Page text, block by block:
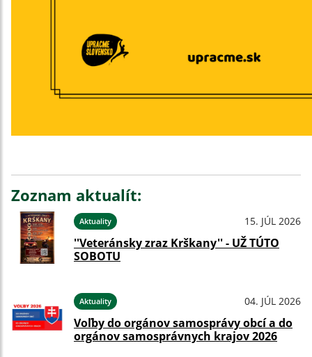
Zoznam aktualít:
Aktuality 15. JÚL 2026
''Veteránsky zraz Krškany'' - UŽ TÚTO
SOBOTU
Aktuality 04. JÚL 2026
Voľby do orgánov samosprávy obcí a do
orgánov samosprávnych krajov 2026